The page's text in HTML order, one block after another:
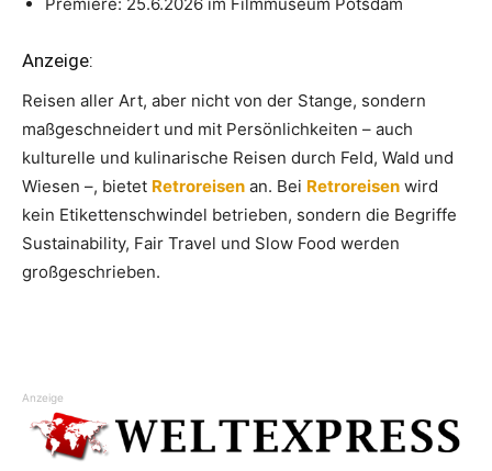
Anzeige:
Reisen aller Art, aber nicht von der Stange, sondern
maßgeschneidert und mit Persönlichkeiten – auch
kulturelle und kulinarische Reisen durch Feld, Wald und
Wiesen –, bietet Retroreisen an. Bei Retroreisen wird
kein Etikettenschwindel betrieben, sondern die Begriffe
Sustainability, Fair Travel und Slow Food werden
großgeschrieben.
Anzeige